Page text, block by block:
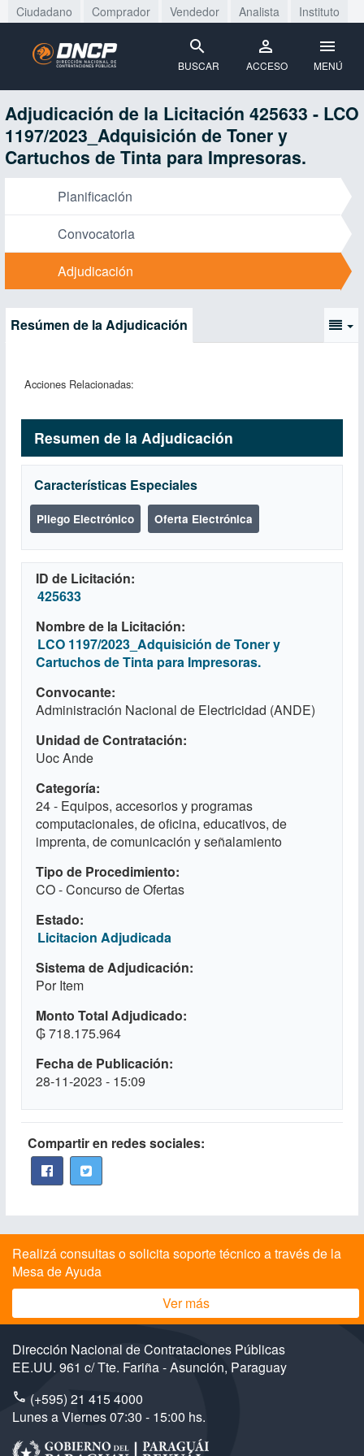
Ciudadano Comprador Vendedor Analista Instituto
BUSCAR ACCESO MENÚ
Adjudicación de la Licitación 425633 - LCO
1197/2023_Adquisición de Toner y
Cartuchos de Tinta para Impresoras.
Planificación
Convocatoria
Adjudicación
Resúmen de la Adjudicación
Acciones Relacionadas:
Resumen de la Adjudicación
Características Especiales
Pliego Electrónico Oferta Electrónica
ID de Licitación
425633
Nombre de la Licitación
LCO 1197/2023_Adquisición de Toner y
Cartuchos de Tinta para Impresoras.
Convocante
Administración Nacional de Electricidad (ANDE)
Unidad de Contratación
Uoc Ande
Categoría
24 - Equipos, accesorios y programas
computacionales, de oficina, educativos, de
imprenta, de comunicación y señalamiento
Tipo de Procedimiento
CO - Concurso de Ofertas
Estado
Licitacion Adjudicada
Sistema de Adjudicación
Por Item
Monto Total Adjudicado
₲ 718.175.964
Fecha de Publicación
28-11-2023 - 15:09
Compartir en redes sociales:
Realizá consultas o solicita soporte técnico a través de la
Mesa de Ayuda
Ver más
Dirección Nacional de Contrataciones Públicas
EE.UU. 961 c/ Tte. Fariña - Asunción, Paraguay
(+595) 21 415 4000
Lunes a Viernes 07:30 - 15:00 hs.